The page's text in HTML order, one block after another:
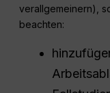
verallgemeinern),
beachten: